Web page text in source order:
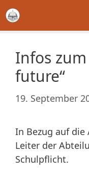
Zum
Inhalt
springen
Infos
future“
19. September
In Bezug auf die
Leiter der
Schulpflicht.